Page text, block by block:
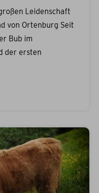
Leidenschaft
von Ortenburg Seit
Bub im
der ersten